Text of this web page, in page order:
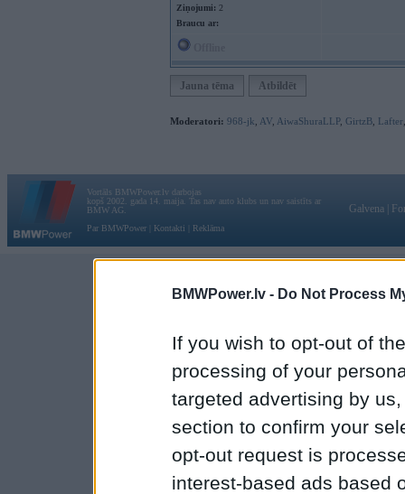
BMWPower.lv - Do Not Process
If you wish to opt-out of
processing of your
targeted advertising by
section to confirm your
opt-out request is
interest-based ads based
Ziņojumi: 2
Braucu ar:
Jauna tēma Atbildēt
Moderatori: 968-jk AV AiwaShuraLLP, GirtzB Lafter
Vortāls BMWPower.lv darbojas
kopš 2002. gada 14. maija. Tas nav auto klubs un nav saistīts ar
BMW AG.
Par BMWPower
Kontakti Reklāma
Galvena